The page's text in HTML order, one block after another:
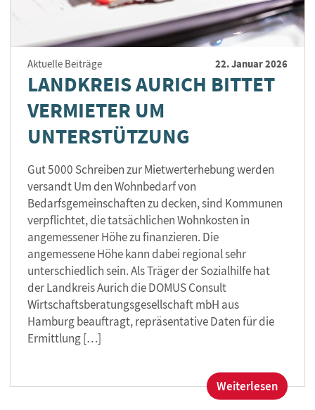
Aktuelle Beiträge 22. Januar 2026
LANDKREIS AURICH BITTET
VERMIETER UM
UNTERSTÜTZUNG
Gut 5000 Schreiben zur Mietwerterhebung werden
versandt Um den Wohnbedarf von
Bedarfsgemeinschaften zu decken, sind Kommunen
verpflichtet, die tatsächlichen Wohnkosten in
angemessener Höhe zu finanzieren. Die
angemessene Höhe kann dabei regional sehr
unterschiedlich sein. Als Träger der Sozialhilfe hat
der Landkreis Aurich die DOMUS Consult
Wirtschaftsberatungsgesellschaft mbH aus
Hamburg beauftragt, repräsentative Daten für die
Ermittlung […]
Weiterlesen: